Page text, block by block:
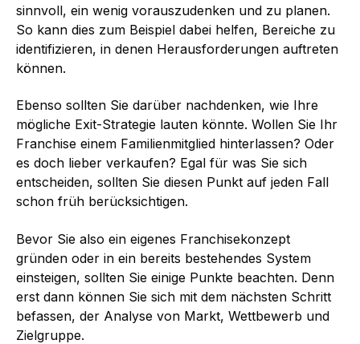
sinnvoll, ein wenig vorauszudenken und zu planen.
So kann dies zum Beispiel dabei helfen, Bereiche zu
identifizieren, in denen Herausforderungen auftreten
können.
Ebenso sollten Sie darüber nachdenken, wie Ihre
mögliche Exit-Strategie lauten könnte. Wollen Sie Ihr
Franchise einem Familienmitglied hinterlassen? Oder
es doch lieber verkaufen? Egal für was Sie sich
entscheiden, sollten Sie diesen Punkt auf jeden Fall
schon früh berücksichtigen.
Bevor Sie also ein eigenes Franchisekonzept
gründen oder in ein bereits bestehendes System
einsteigen, sollten Sie einige Punkte beachten. Denn
erst dann können Sie sich mit dem nächsten Schritt
befassen, der Analyse von Markt, Wettbewerb und
Zielgruppe.